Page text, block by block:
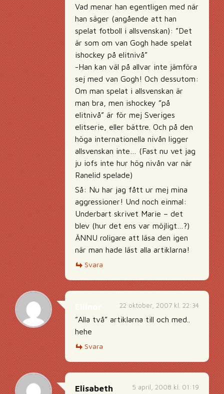
Vad menar han egentligen med när
han säger (angående att han
spelat fotboll i allsvenskan): ”Det
är som om van Gogh hade spelat
ishockey på elitnivå”
-Han kan väl på allvar inte jämföra
sej med van Gogh! Och dessutom:
Om man spelat i allsvenskan är
man bra, men ishockey ”på
elitnivå” är för mej Sveriges
elitserie, eller bättre. Och på den
höga internationella nivån ligger
allsvenskan inte… (Fast nu vet jag
ju iofs inte hur hög nivån var när
Ranelid spelade)
Så: Nu har jag fått ur mej mina
aggressioner! Und noch einmal:
Underbart skrivet Marie – det
blev (hur det ens var möjligt…?)
ÄNNU roligare att läsa den igen
när man hade läst alla artiklarna!
Svara
22 oktober, 2007 kl. 22:34
”Alla två” artiklarna till och med..
hehe
Svara
5 april, 2008 kl. 01:19
Elisabeth